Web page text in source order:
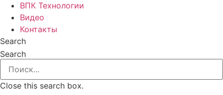
ВПК Технологии
Видео
Контакты
Search
Search
Close this search box.